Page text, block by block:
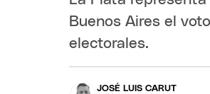
Buenos Aires el
electorales.
JOSÉ LUIS CARUT